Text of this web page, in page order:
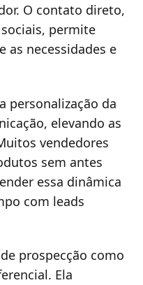
O contato direto,
permite
as necessidades e
personalização da
elevando as
vendedores
sem antes
essa dinâmica
com leads
prospecção como
Ela